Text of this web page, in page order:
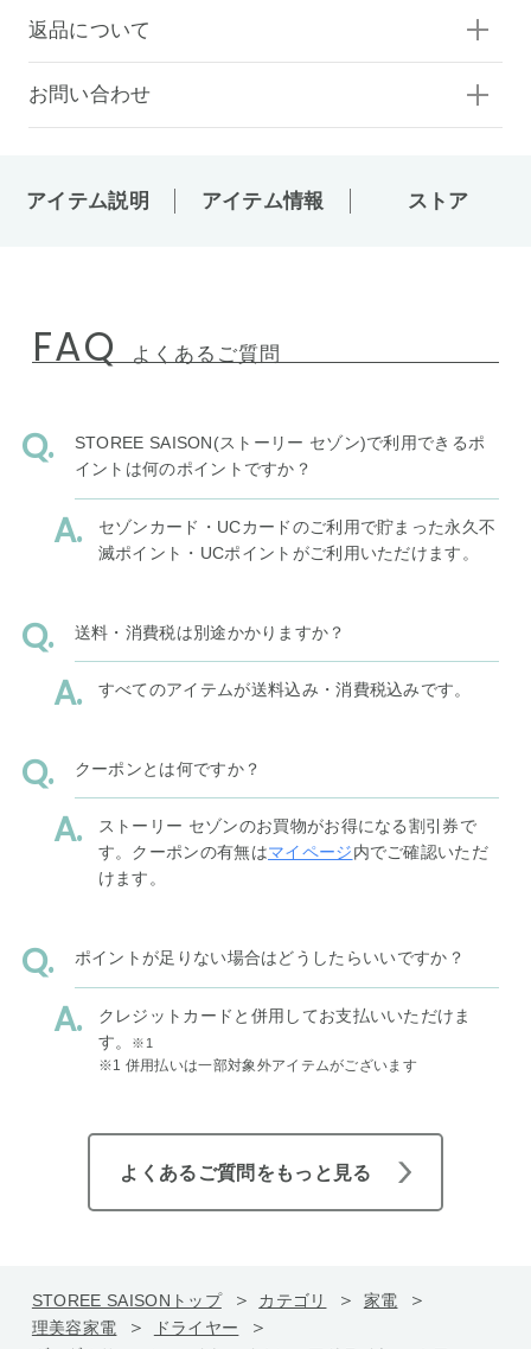
返品について
お問い合わせ
アイテム説明 アイテム情報 ストア
FAQ よくあるご質問
STOREE SAISON(ストーリー セゾン)で利用できるポ
イントは何のポイントですか？
セゾンカード・UCカードのご利用で貯まった永久不
滅ポイント・UCポイントがご利用いただけます。
送料・消費税は別途かかりますか？
すべてのアイテムが送料込み・消費税込みです。
クーポンとは何ですか？
ストーリー セゾンのお買物がお得になる割引券で
す。クーポンの有無はマイページ内でご確認いただ
けます。
ポイントが足りない場合はどうしたらいいですか？
クレジットカードと併用してお支払いいただけま
す。
※1
※1 併用払いは一部対象外アイテムがございます
よくあるご質問をもっと見る
STOREE SAISONトップ カテゴリ
家電
理美容家電
ドライヤー